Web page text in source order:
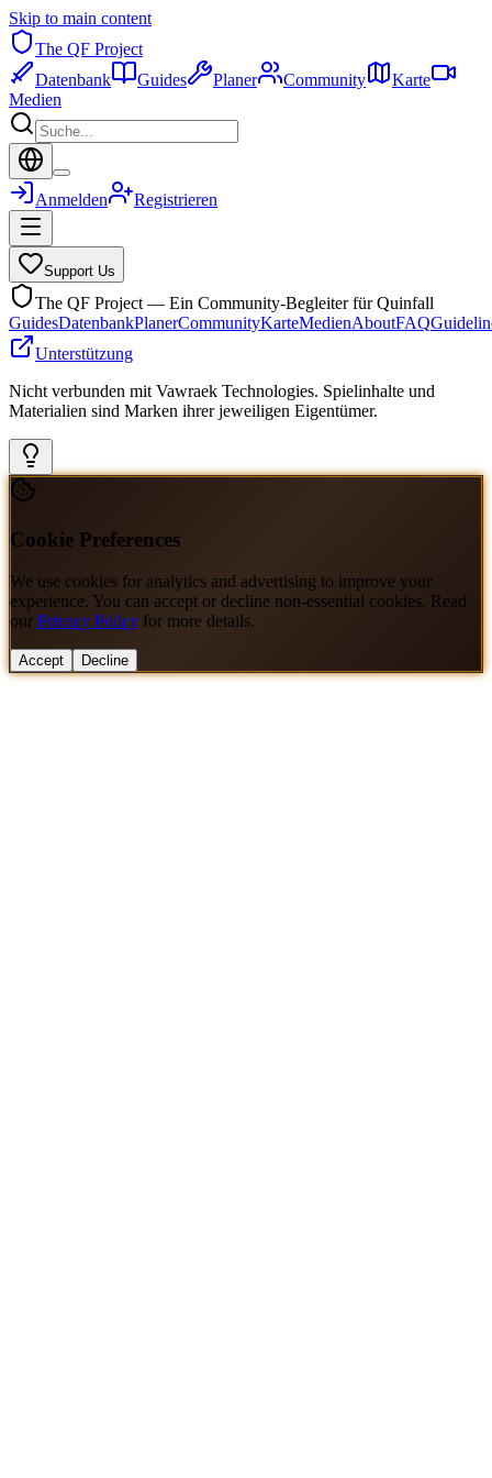
Skip to main content
The QF Project
Datenbank
Guides Planer Community
Karte
Medien
Anmelden Registrieren
Support Us
The QF Project — Ein Community-Begleiter für Quinfall
GuidesDatenbankPlanerCommunityKarteMedienAboutFAQ
Unterstützung
Nicht verbunden mit Vawraek Technologies. Spielinhalte und
Materialien sind Marken ihrer jeweiligen Eigentümer.
Cookie Preferences
We use cookies for analytics and advertising to improve your
experience. You can accept or decline non-essential cookies. Read
our Privacy Policy for more details.
Accept Decline